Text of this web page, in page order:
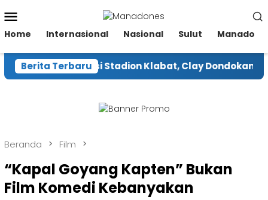
ke
kontenMobile
Home Internasional Nasional Sulut Manado
Berita Terbaru
Renovasi Stadion Klabat, Clay Dondokambey
Beranda Film
“Kapal Goyang Kapten” Bukan
Film Komedi Kebanyakan